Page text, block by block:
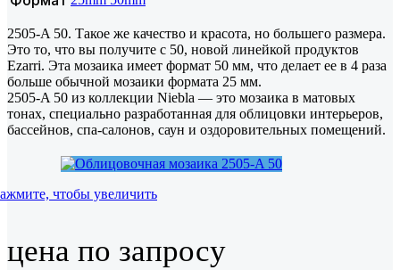
2505-A 50. Такое же качество и красота, но большего размера.
Это то, что вы получите с 50, новой линейкой продуктов
Ezarri. Эта мозаика имеет формат 50 мм, что делает ее в 4 раза
больше обычной мозаики формата 25 мм.
2505-A 50 из коллекции Niebla — это мозаика в матовых
тонах, специально разработанная для облицовки интерьеров,
бассейнов, спа-салонов, саун и оздоровительных помещений.
чтобы увеличить
цена по запросу